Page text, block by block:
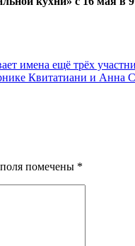
имена ещё трёх
Квитатиани и Анна
помечены *